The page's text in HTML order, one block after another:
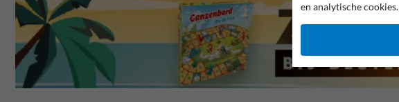
en analytische cookies.